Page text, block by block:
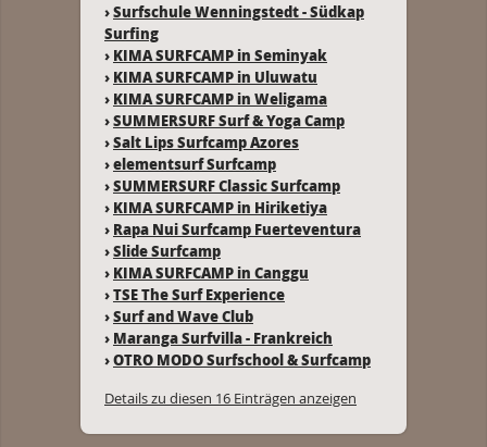
›Surfschule Wenningstedt - Südkap
Surfing
› KIMA SURFCAMP in Seminyak
› KIMA SURFCAMP in Uluwatu
› KIMA SURFCAMP in Weligama
›SUMMERSURF Surf & Yoga Camp
›Salt Lips Surfcamp Azores
›elementsurf Surfcamp
›SUMMERSURF Classic Surfcamp
› KIMA SURFCAMP in Hiriketiya
› Rapa Nui Surfcamp Fuerteventura
›Slide Surfcamp
› KIMA SURFCAMP in Canggu
›TSE The Surf Experience
›Surf and Wave Club
› Maranga Surfvilla - Frankreich
›OTRO MODO Surfschool & Surfcamp
Details zu diesen 16 Einträgen anzeigen